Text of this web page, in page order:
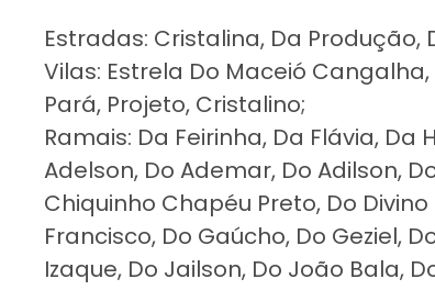
Estradas: Cristalina, Da Produção,
Vilas: Estrela Do Maceió
Pará, Projeto, Cristalino;
Ramais: Da Feirinha, Da Flávia, Da
Adelson, Do Ademar, Do Adilson,
Chiquinho Chapéu Preto, Do
Francisco, Do Gaúcho, Do Geziel,
Izaque, Do Jailson, Do João Bala,